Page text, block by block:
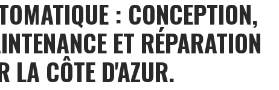
: CONCEPTION,
ET RÉPARATION
LA CÔTE D'AZUR.